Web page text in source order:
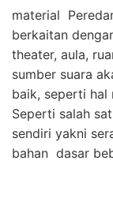
material
berkaitan
theater, aula,
sumber suara
baik, seperti hal
Seperti salah
sendiri yakni
bahan dasar